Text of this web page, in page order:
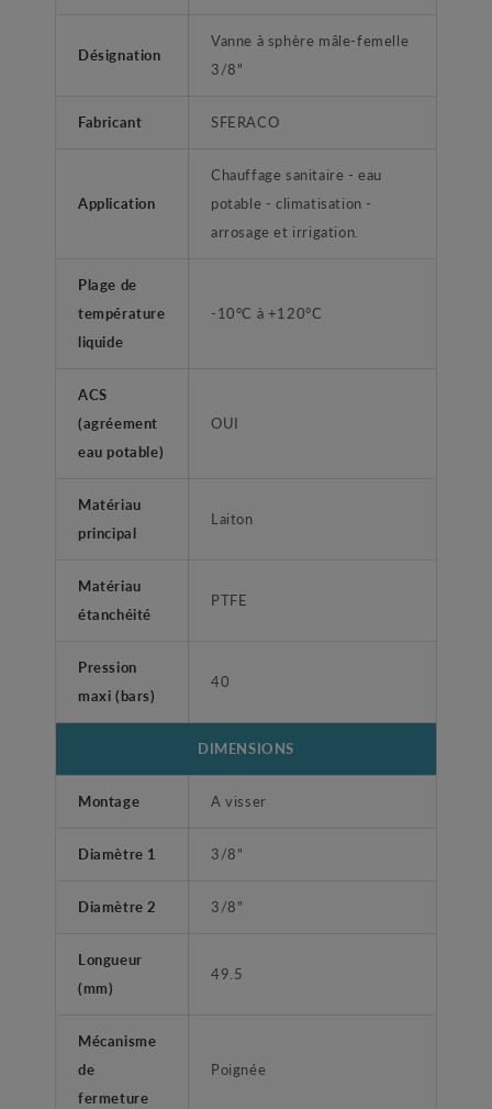
Désignation
Vanne à sphère mâle-femelle
3/8"
Fabricant SFERACO
Application
Chauffage sanitaire - eau
potable - climatisation -
arrosage et irrigation.
Plage de
température
liquide
-10°C à +120°C
ACS
(agréement
eau potable)
OUI
Matériau
principal
Laiton
Matériau
étanchéité
PTFE
Pression
maxi (bars)
40
DIMENSIONS
Montage A visser
Diamètre 1 3/8"
Diamètre 2 3/8"
Longueur
(mm)
49.5
Mécanisme
de
fermeture
Poignée